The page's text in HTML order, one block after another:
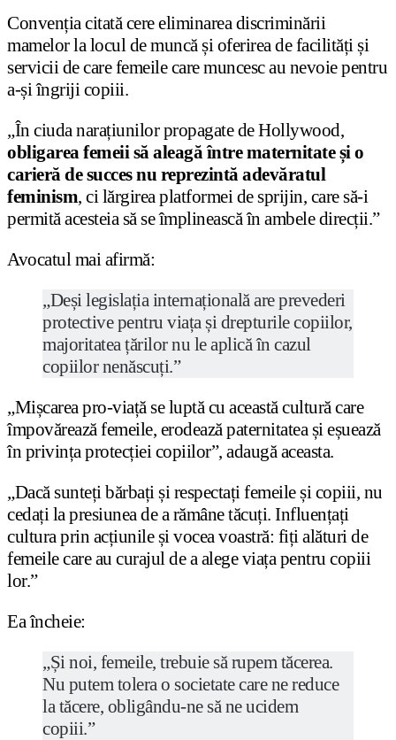
Convenția citată cere eliminarea discriminării
mamelor la locul de muncă și oferirea de facilități și
servicii de care femeile care muncesc au nevoie pentru
a-și îngriji copiii.
„În ciuda narațiunilor propagate de Hollywood,
obligarea femeii să aleagă între maternitate și o
carieră de succes nu reprezintă adevăratul
feminism, ci lărgirea platformei de sprijin, care să-i
permită acesteia să se împlinească în ambele direcții.”
Avocatul mai afirmă:
„Deși legislația internațională are prevederi
protective pentru viața și drepturile copiilor,
majoritatea țărilor nu le aplică în cazul
copiilor nenăscuți.”
„Mișcarea pro-viață se luptă cu această cultură care
împovărează femeile, erodează paternitatea și eșuează
în privința protecției copiilor”, adaugă aceasta.
„Dacă sunteți bărbați și respectați femeile și copiii, nu
cedați la presiunea de a rămâne tăcuți. Influențați
cultura prin acțiunile și vocea voastră: fiți alături de
femeile care au curajul de a alege viața pentru copiii
lor.”
Ea încheie:
„Și noi, femeile, trebuie să rupem tăcerea.
Nu putem tolera o societate care ne reduce
la tăcere, obligându-ne să ne ucidem
copiii.”